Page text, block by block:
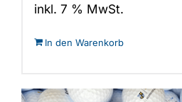
inkl. 7 % MwSt.
In den Warenkorb